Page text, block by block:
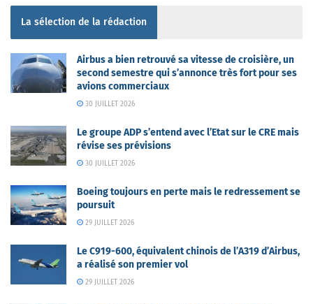
La sélection de la rédaction
Airbus a bien retrouvé sa vitesse de croisière, un
second semestre qui s’annonce très fort pour ses
avions commerciaux
30 JUILLET 2026
Le groupe ADP s’entend avec l’Etat sur le CRE mais
révise ses prévisions
30 JUILLET 2026
Boeing toujours en perte mais le redressement se
poursuit
29 JUILLET 2026
Le C919-600, équivalent chinois de l’A319 d’Airbus,
a réalisé son premier vol
29 JUILLET 2026